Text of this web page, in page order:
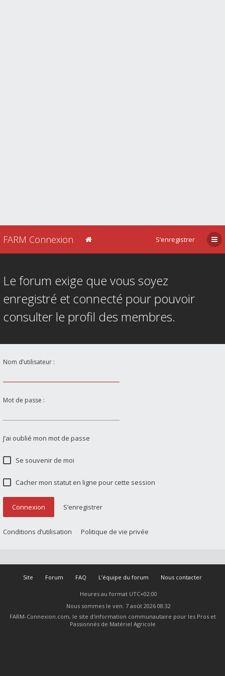
FARM Connexion S’enregistrer
Le forum exige que vous soyez
enregistré et connecté pour pouvoir
consulter le profil des membres.
Nom d’utilisateur :
Mot de passe :
J’ai oublié mon mot de passe
Se souvenir de moi
Cacher mon statut en ligne pour cette session
Connexion S’enregistrer
Conditions d’utilisation Politique de vie privée
Site Forum FAQ L’équipe du forum Nous contacter
Heures au format UTC+02:00
Nous sommes le ven. 7 août 2026 08:32
FARM-Connexion.com, le site d'information communautaire pour les Pros et
Passionnés de Matériel Agricole